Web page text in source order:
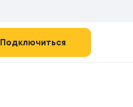
Подключиться